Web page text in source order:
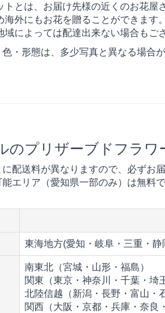
トとは、お届け先様の近くのお花屋
海外にもお花を贈ることができます。
域によっては配達出来ない場合もご
・形態は、多少写真と異なる場合
のプリザーブドフラワ
配送料が異なりますので、必ずお
エリア（愛知県一部のみ）は無料
東海地方(愛知・岐阜・三重・静
南東北（宮城・山形・福島）
関東（東京・神奈川・千葉・埼
北陸信越（新潟・長野・富山・
関西（大阪・京都・兵庫・奈良